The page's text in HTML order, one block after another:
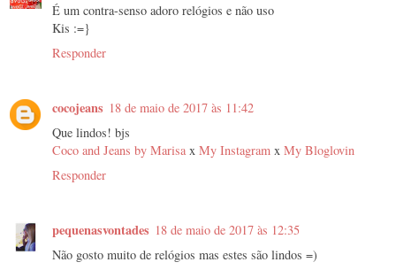
É um contra-senso adoro relógios e não uso
Kis :=}
Responder
cocojeans 18 de maio de 2017 às 11:42
Que lindos! bjs
Coco and Jeans by Marisa x My Instagram x My Bloglovin
Responder
pequenasvontades 18 de maio de 2017 às 12:35
Não gosto muito de relógios mas estes são lindos =)